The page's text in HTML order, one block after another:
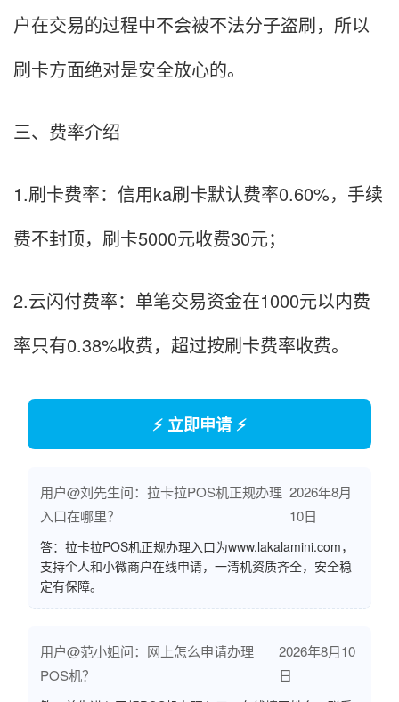
户在交易的过程中不会被不法分子盗刷，所以
刷卡方面绝对是安全放心的。
三、费率介绍
1.刷卡费率：信用ka刷卡默认费率0.60%，手续
费不封顶，刷卡5000元收费30元；
2.云闪付费率：单笔交易资金在1000元以内费
率只有0.38%收费，超过按刷卡费率收费。
⚡ 立即申请 ⚡
用户@刘先生问：拉卡拉POS机正规办理
入口在哪里？
2026年8月
10日
答：拉卡拉POS机正规办理入口为www.lakalamini.com，
支持个人和小微商户在线申请，一清机资质齐全，安全稳
定有保障。
用户@范小姐问：网上怎么申请办理
POS机？
2026年8月10
日